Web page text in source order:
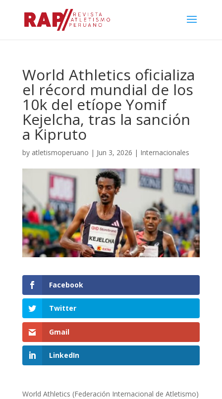
World Athletics oficializa
el récord mundial de los
10k del etíope Yomif
Kejelcha, tras la sanción
a Kipruto
by atletismoperuano | Jun 3, 2026 | Internacionales
Facebook
Twitter
Gmail
LinkedIn
World Athletics (Federación Internacional de Atletismo)